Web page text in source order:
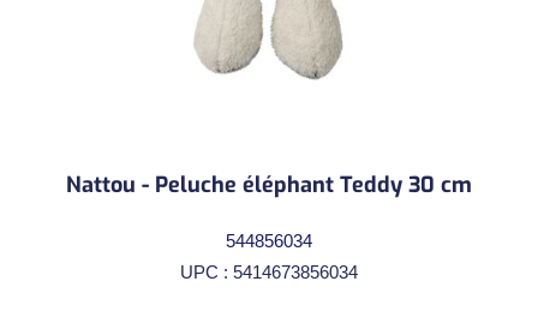
Nattou - Peluche éléphant Teddy 30 cm
544856034
UPC : 5414673856034